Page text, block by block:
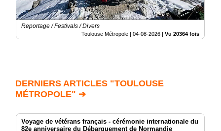
Reportage / Festivals / Divers
Toulouse Métropole | 04-08-2026 | Vu 20364 fois
DERNIERS ARTICLES "TOULOUSE
MÉTROPOLE" ➔
Voyage de vétérans français - cérémonie internationale du
82e anniversaire du Débarquement de Normandie